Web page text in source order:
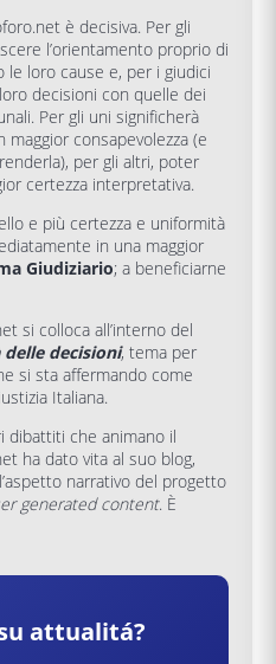
è decisiva. Per gli
l’orientamento proprio di
loro cause e, per i giudici
decisioni con quelle dei
Per gli uni significherà
consapevolezza (e
per gli altri, poter
certezza interpretativa.
e più certezza e uniformità
in una maggior
Giudiziario; a beneficiarne
si colloca all’interno del
decisioni, tema per
si sta affermando come
Italiana.
dibattiti che animano il
ha dato vita al suo blog,
narrativo del progetto
generated content. È
attualitá?